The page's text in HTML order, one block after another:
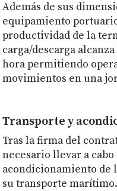
Además de sus
equipamiento
productividad de la
carga/descarga
hora permitiendo
movimientos en una
Transporte y
Tras la firma del
necesario llevar a
acondicionamiento de
su transporte